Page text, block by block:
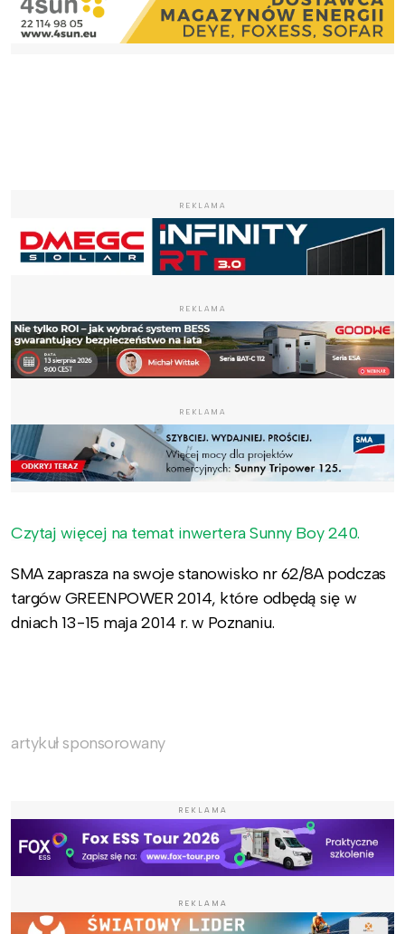
REKLAMA
REKLAMA
REKLAMA
Czytaj więcej na temat inwertera Sunny Boy 240.
SMA zaprasza na swoje stanowisko nr 62/8A podczas
targów GREENPOWER 2014, które odbędą się w
dniach 13-15 maja 2014 r. w Poznaniu.
artykuł sponsorowany
REKLAMA
REKLAMA